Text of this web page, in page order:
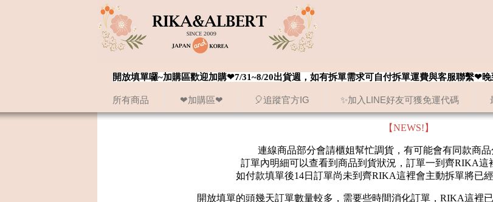
所有商品 ❤加購區❤ 🎈追蹤官方IG ✨加入LINE好友可獲免運代碼
開放填單囉~加購區歡迎加購❤7/31~8/20出貨週，如有拆單需求可自付拆單運費與客服聯繫❤